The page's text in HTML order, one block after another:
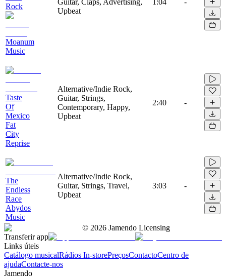
Rock
Moanum
Music
Upbeat
Taste
Of
Mexico
Fat
City
Reprise
Alternative/Indie Rock,
Guitar, Strings,
Contemporary, Happy,
Upbeat
2:40 -
The
Endless
Race
Abydos
Music
Alternative/Indie Rock,
Guitar, Strings, Travel,
Upbeat
3:03 -
© 2026 Jamendo Licensing
Transferir app
Links úteis
Catálogo musicalRádios In-storePreçosContactoCentro de
ajudaContacte-nos
Jamendo